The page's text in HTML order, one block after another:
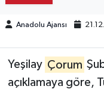
Anadolu Ajansı
Yeşilay Çorum
açıklamaya göre,
Sungurlu